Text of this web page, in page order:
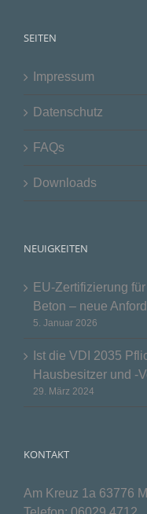
SEITEN
Impressum
Datenschutz
FAQs
Downloads
NEUIGKEITEN
EU-Zertifizierung
Beton – neue
5. Januar 2026
Ist die VDI 2035
Hausbesitzer und -
29. März 2024
KONTAKT
Am Kreuz 1a 63776